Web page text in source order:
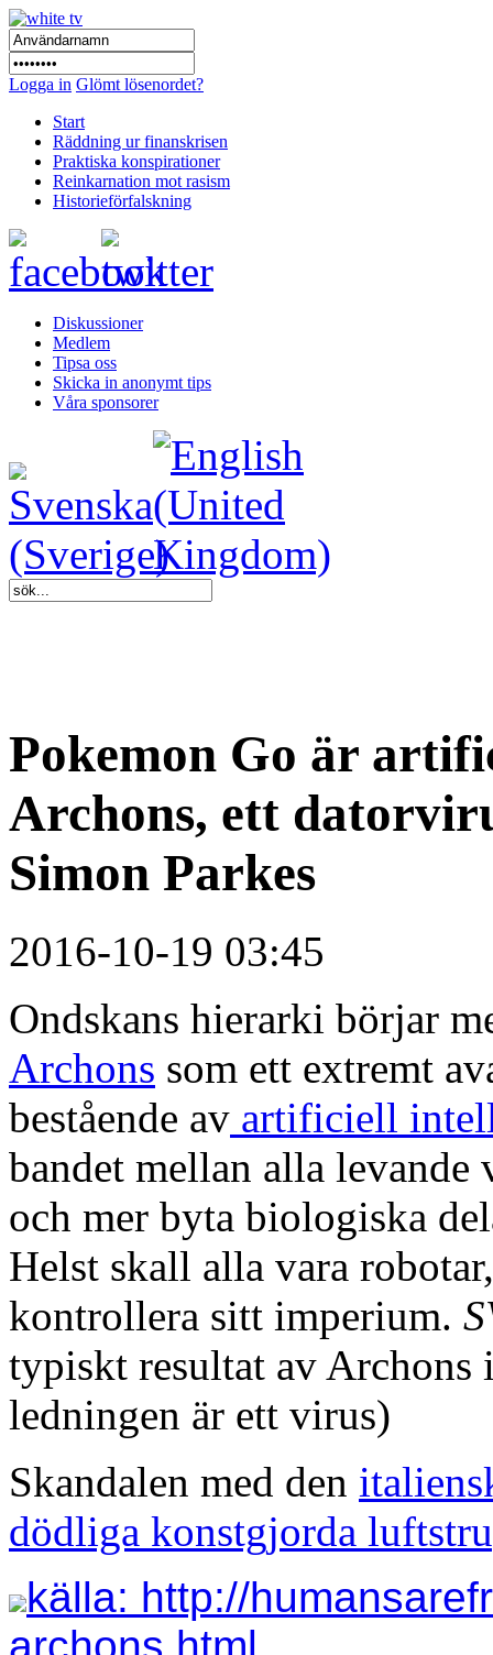
Logga in Glömt lösenordet?
Start
Räddning ur finanskrisen
Praktiska konspirationer
Reinkarnation mot rasism
Historieförfalskning
Diskussioner
Medlem
Tipsa oss
Skicka in anonymt tips
Våra sponsorer
Pokemon Go är
Archons, ett
Simon Parkes
2016-10-19 03:45
Ondskans hierarki börjar
Archons som ett extremt
bestående av artificiell
bandet mellan alla levande
och mer byta biologiska
Helst skall alla vara
kontrollera sitt imperium.
typiskt resultat av
ledningen är ett virus)
Skandalen med den
dödliga konstgjorda
källa: http://
archons.html